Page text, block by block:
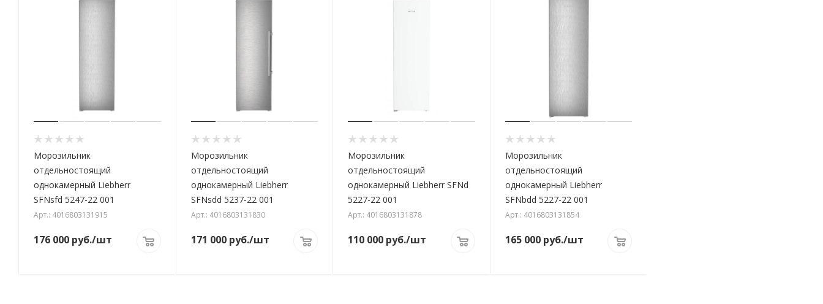
Морозильник
отдельностоящий
однокамерный Liebherr
SFNsfd 5247-22 001
Арт.: 4016803131915
176 000 руб./шт
Морозильник
отдельностоящий
однокамерный Liebherr
SFNsdd 5237-22 001
Арт.: 4016803131830
171 000руб./шт
Морозильник
отдельностоящий
однокамерный Liebherr SFNd
5227-22 001
Арт.: 4016803131878
110 000 руб./шт
Морозильник
отдельностоящий
однокамерный Liebherr
SFNbdd 5227-22 001
Арт.: 4016803131854
165 000руб./шт